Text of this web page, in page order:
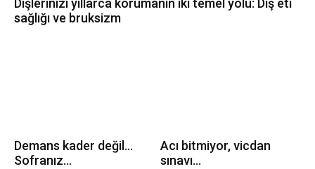
Dişlerinizi yıllarca korumanın iki temel yolu: Diş eti
sağlığı ve bruksizm
Demans kader değil…
Sofranız...
Acı bitmiyor, vicdan
sınavı...